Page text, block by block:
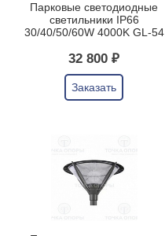
Парковые светодиодные
светильники IP66
30/40/50/60W 4000K GL-54
32 800 ₽
Заказать